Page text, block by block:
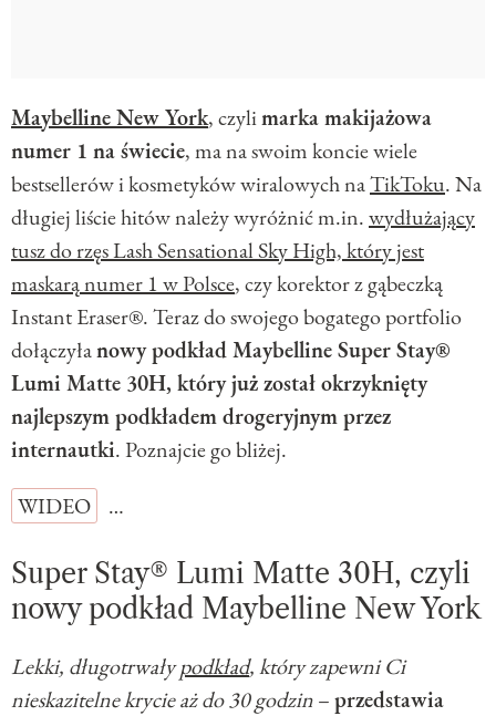
Maybelline New York, czylimarka makijażowa
numer 1 na świecie, ma na swoim koncie wiele
bestsellerów i kosmetyków wiralowych naTikToku. Na
długiej liście hitów należy wyróżnić m.in.wydłużający
tusz do rzęs Lash Sensational Sky High, który jest
maskarą numer 1 w Polsce, czy korektor z gąbeczką
Instant Eraser®. Teraz do swojego bogatego portfolio
dołączyłanowy podkład Maybelline Super Stay®
Lumi Matte 30H, który już został okrzyknięty
najlepszym podkładem drogeryjnym przez
internautki. Poznajcie go bliżej.
WIDEO
…
Super Stay® Lumi Matte 30H, czyli
nowy podkład Maybelline New York
Lekki, długotrwałypodkład, który zapewni Ci
nieskazitelne krycie aż do 30 godzin–przedstawia